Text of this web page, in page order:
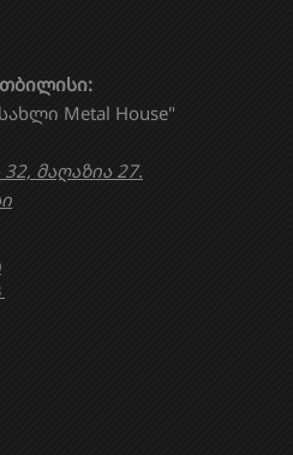
თბილისი:
Metal House"
მაღაზია 27.